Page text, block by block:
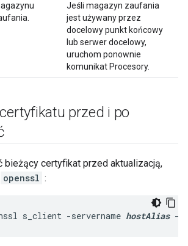
Jeśli magazyn zaufania
jest używany przez
docelowy punkt końcowy
lub serwer docelowy,
uruchom ponownie
komunikat Procesory.
przed i po
bieżący certyfikat przed aktualizacją,
openssl :
s_client -servername hostAlias -